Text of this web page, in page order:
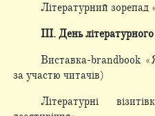
Літературний зорепад
ІІІ. День
Виставка-brandbook
за участю читачів)
Літературні